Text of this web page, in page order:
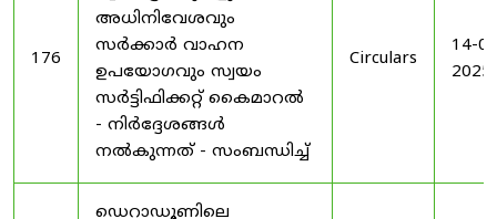
176
അധിനിവേശവും
സർക്കാർ വാഹന
ഉപയോഗവും സ്വയം
സർട്ടിഫിക്കറ്റ് കൈമാറൽ
- നിർദ്ദേശങ്ങൾ
നൽകുന്നത് - സംബന്ധിച്ച്
Circulars
14-
2025
ഡെറാഡൂണിലെ